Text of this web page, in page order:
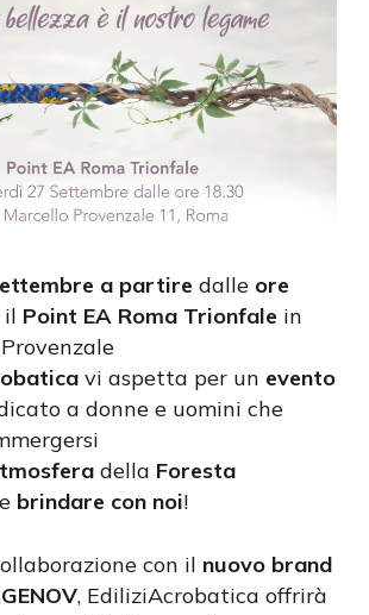
a partire dalle ore
il Point EA Roma Trionfale in
vi aspetta per un evento
a donne e uomini che
della Foresta
brindare con noi!
con il nuovo brand
, EdiliziAcrobatica offrirà